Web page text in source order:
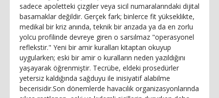
sadece apoletteki çizgiler veya sicil numaralarındaki dijital
basamaklar değildir. Gerçek fark; binlerce fit yükseklikte,
medikal bir kriz anında, teknik bir arızada ya da en zorlu
yolcu profilinde devreye giren o sarsılmaz "operasyonel
reflekstir." Yeni bir amir kuralları kitaptan okuyup
uygularken; eski bir amir o kuralların neden yazıldığını
yaşayarak öğrenmiştir. Tecrübe, eldeki prosedürler
yetersiz kaldığında sağduyu ile inisiyatif alabilme
becerisidir. ​Son dönemlerde havacılık organizasyonlarında